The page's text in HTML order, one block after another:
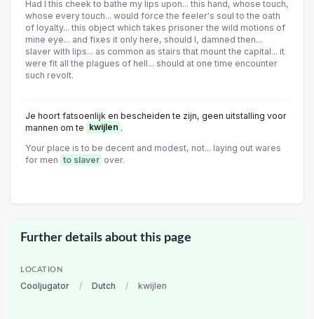
Had I this cheek to bathe my lips upon... this hand, whose touch,
whose every touch... would force the feeler's soul to the oath
of loyalty... this object which takes prisoner the wild motions of
mine eye... and fixes it only here, should I, damned then...
slaver with lips... as common as stairs that mount the capital... it
were fit all the plagues of hell... should at one time encounter
such revolt.
Je hoort fatsoenlijk en bescheiden te zijn, geen uitstalling voor
mannen om te
kwijlen .
Your place is to be decent and modest, not... laying out wares
for men to slaver over.
Further details about this page
LOCATION
Cooljugator / Dutch / kwijlen